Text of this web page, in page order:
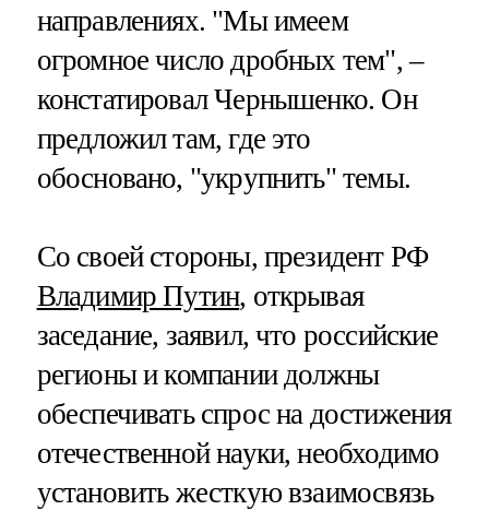
направлениях. "Мы имеем
огромное число дробных тем", –
констатировал Чернышенко. Он
предложил там, где это
обосновано, "укрупнить" темы.
Со своей стороны, президент РФ
Владимир Путин, открывая
заседание, заявил, что российские
регионы и компании должны
обеспечивать спрос на достижения
отечественной науки, необходимо
установить жесткую взаимосвязь